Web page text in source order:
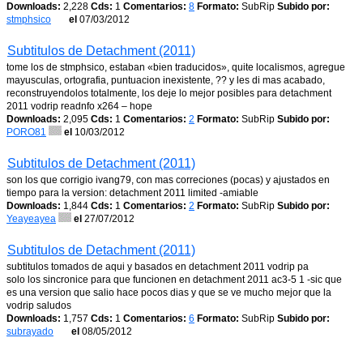
Downloads: 2,228 Cds: 1 Comentarios: 8 Formato: SubRip Subido por:
stmphsico
el 07/03/2012
Subtitulos de Detachment (2011)
tome los de stmphsico, estaban «bien traducidos», quite localismos, agregue
mayusculas, ortografia, puntuacion inexistente, ?? y les di mas acabado,
reconstruyendolos totalmente, los deje lo mejor posibles para detachment
2011 vodrip readnfo x264 – hope
Downloads: 2,095 Cds: 1 Comentarios: 2 Formato: SubRip Subido por:
PORO81
el 10/03/2012
Subtitulos de Detachment (2011)
son los que corrigio ivang79, con mas correciones (pocas) y ajustados en
tiempo para la version: detachment 2011 limited -amiable
Downloads: 1,844 Cds: 1 Comentarios: 2 Formato: SubRip Subido por:
Yeayeayea
el 27/07/2012
Subtitulos de Detachment (2011)
subtitulos tomados de aqui y basados en detachment 2011 vodrip pa
solo los sincronice para que funcionen en detachment 2011 ac3-5 1 -sic que
es una version que salio hace pocos dias y que se ve mucho mejor que la
vodrip saludos
Downloads: 1,757 Cds: 1 Comentarios: 6 Formato: SubRip Subido por:
subrayado
el 08/05/2012